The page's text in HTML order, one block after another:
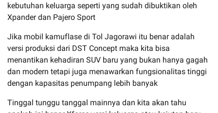
kebutuhan keluarga seperti yang sudah dibuktikan oleh
Xpander dan Pajero Sport
Jika mobil kamuflase di Tol Jagorawi itu benar adalah
versi produksi dari DST Concept maka kita bisa
menantikan kehadiran SUV baru yang bukan hanya gagah
dan modern tetapi juga menawarkan fungsionalitas tinggi
dengan kapasitas penumpang lebih banyak
Tinggal tunggu tanggal mainnya dan kita akan tahu